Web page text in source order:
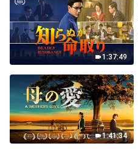
1:37:49
1:41:34